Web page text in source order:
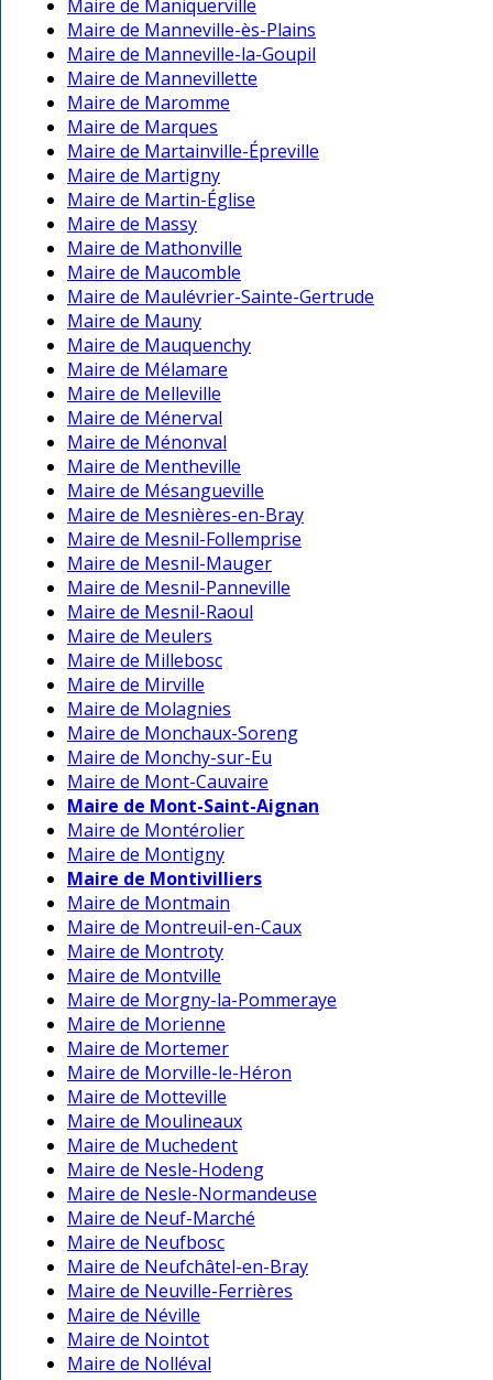
Maire de Maniquerville
Maire de Manneville-ès-Plains
Maire de Manneville-la-Goupil
Maire de Mannevillette
Maire de Maromme
Maire de Marques
Maire de Martainville-Épreville
Maire de Martigny
Maire de Martin-Église
Maire de Massy
Maire de Mathonville
Maire de Maucomble
Maire de Maulévrier-Sainte-Gertrude
Maire de Mauny
Maire de Mauquenchy
Maire de Mélamare
Maire de Melleville
Maire de Ménerval
Maire de Ménonval
Maire de Mentheville
Maire de Mésangueville
Maire de Mesnières-en-Bray
Maire de Mesnil-Follemprise
Maire de Mesnil-Mauger
Maire de Mesnil-Panneville
Maire de Mesnil-Raoul
Maire de Meulers
Maire de Millebosc
Maire de Mirville
Maire de Molagnies
Maire de Monchaux-Soreng
Maire de Monchy-sur-Eu
Maire de Mont-Cauvaire
Maire de Mont-Saint-Aignan
Maire de Montérolier
Maire de Montigny
Maire de Montivilliers
Maire de Montmain
Maire de Montreuil-en-Caux
Maire de Montroty
Maire de Montville
Maire de Morgny-la-Pommeraye
Maire de Morienne
Maire de Mortemer
Maire de Morville-le-Héron
Maire de Motteville
Maire de Moulineaux
Maire de Muchedent
Maire de Nesle-Hodeng
Maire de Nesle-Normandeuse
Maire de Neuf-Marché
Maire de Neufbosc
Maire de Neufchâtel-en-Bray
Maire de Neuville-Ferrières
Maire de Néville
Maire de Nointot
Maire de Nolléval